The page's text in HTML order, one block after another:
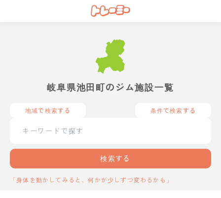
岐阜県池田町のジム施設一覧
地域で検索する 条件で検索する
検索する
「身体を動かしてみると、何かが少しずつ変わるかも」